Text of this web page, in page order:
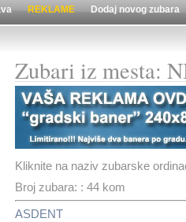
REKLAME Dodaj novog zubara
Zubari iz mesta:
Kliknite na naziv zubarske
Broj zubara: : 44 kom
ASDENT